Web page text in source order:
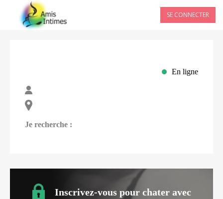
SE CONNECTER
En ligne
Je recherche :
Inscrivez-vous pour chater avec